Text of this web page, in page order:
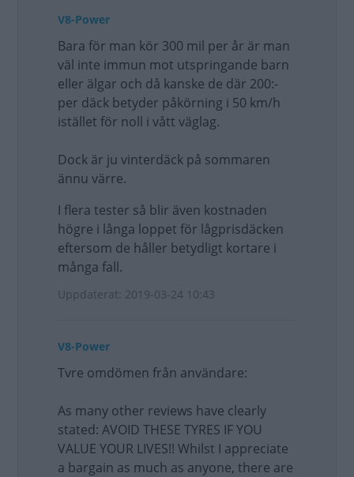
V8-Power
Bara för man kör 300 mil per år är man
väl inte immun mot utspringande barn
eller älgar och då kanske de där 200:-
per däck betyder påkörning i 50 km/h
istället för noll i vått väglag.
Dock är ju vinterdäck på sommaren
ännu värre.
I flera tester så blir även kostnaden
högre i långa loppet för lågprisdäcken
eftersom de håller betydligt kortare i
många fall.
Uppdaterat: 2019-03-24 10:43
V8-Power
Tvre omdömen från användare:
As many other reviews have clearly
stated: AVOID THESE TYRES IF YOU
VALUE YOUR LIVES!! Whilst I appreciate
a bargain as much as anyone, there are